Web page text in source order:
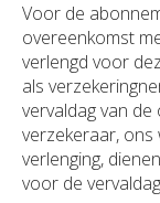
Voor de
overeenkomst
verlengd voor
als
vervaldag van de
verzekeraar, ons
verlenging,
voor de